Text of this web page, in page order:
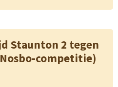
Staunton 2 tegen
competitie)